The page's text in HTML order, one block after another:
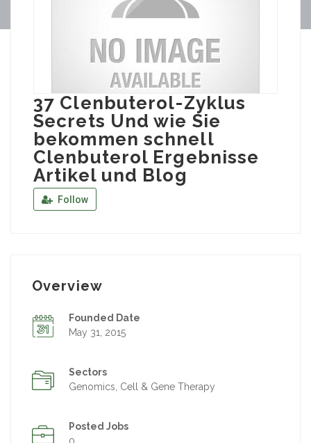
37 Clenbuterol-Zyklus
Secrets Und wie Sie
bekommen schnell
Clenbuterol Ergebnisse
Artikel und Blog
Follow
Overview
Founded Date
May 31, 2015
Sectors
Genomics, Cell & Gene Therapy
Posted Jobs